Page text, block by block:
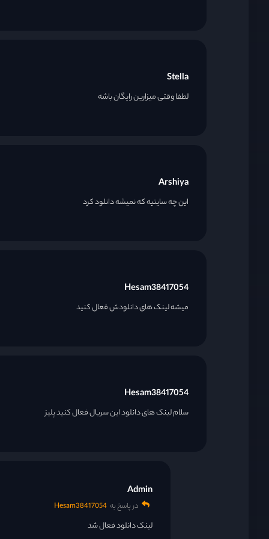
قسمت 23
Stella
لطفا وقتی میزارین رایگان باشه
Arshiya
این چه سایتیه که نمیشه دانلود کرد
Hesam38417054
میشه لینک های دانلودش فعال کنید
Hesam38417054
سلام لینک های دانلود این سریال فعال کنید پلیز
Admin
در پاسخ به Hesam38417054
لینک دانلود فعال شد